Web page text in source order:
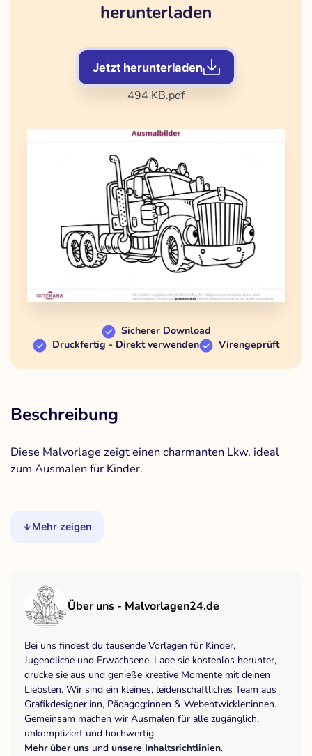
herunterladen
Jetzt herunterladen
494 KB.pdf
Sicherer Download
Druckfertig - Direkt verwenden
Virengeprüft
Beschreibung
Diese Malvorlage zeigt einen charmanten Lkw, ideal
zum Ausmalen für Kinder.
Mehr zeigen
Über uns - Malvorlagen24.de
Bei uns findest du tausende Vorlagen für Kinder,
Jugendliche und Erwachsene. Lade sie kostenlos herunter,
drucke sie aus und genieße kreative Momente mit deinen
Liebsten. Wir sind ein kleines, leidenschaftliches Team aus
Grafikdesigner:inn, Pädagog:innen & Webentwickler:innen.
Gemeinsam machen wir Ausmalen für alle zugänglich,
unkompliziert und hochwertig.
Mehr über uns und unsere Inhaltsrichtlinien.